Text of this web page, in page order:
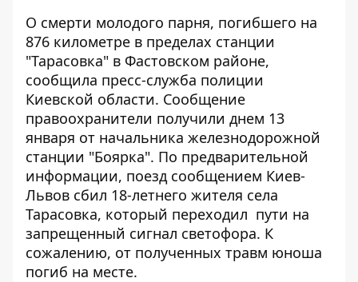
О смерти молодого парня, погибшего на
876 километре в пределах станции
"Тарасовка" в Фастовском районе,
сообщила пресс-служба полиции
Киевской области. Сообщение
правоохранители получили днем ​​13
января от начальника железнодорожной
станции "Боярка". По предварительной
информации, поезд сообщением Киев-
Львов сбил 18-летнего жителя села
Тарасовка, который переходил пути на
запрещенный сигнал светофора. К
сожалению, от полученных травм юноша
погиб на месте.